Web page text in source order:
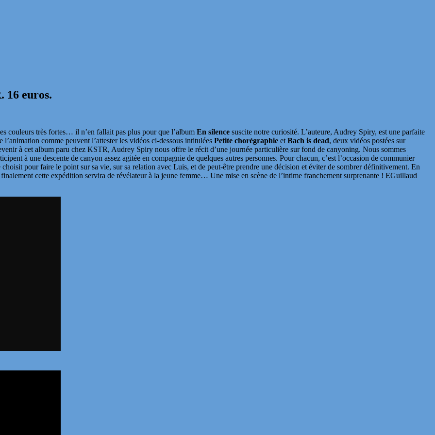
16 euros.
couleurs très fortes… il n’en fallait pas plus pour que l’album En silence suscite notre curiosité. L’auteure, Audrey Spiry, est une parfaite
comme peuvent l’attester les vidéos ci-dessous intitulées Petite chorégraphie et Bach is dead, deux vidéos postées sur
à cet album paru chez KSTR, Audrey Spiry nous offre le récit d’une journée particulière sur fond de canyoning. Nous sommes
à une descente de canyon assez agitée en compagnie de quelques autres personnes. Pour chacun, c’est l’occasion de communier
pour faire le point sur sa vie, sur sa relation avec Luis, et de peut-être prendre une décision et éviter de sombrer définitivement. En
cette expédition servira de révélateur à la jeune femme… Une mise en scène de l’intime franchement surprenante ! EGuillaud